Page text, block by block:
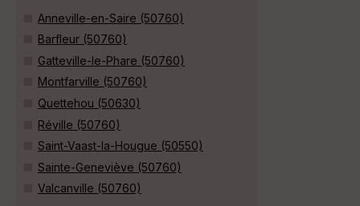
Anneville-en-Saire (50760)
Barfleur (50760)
Gatteville-le-Phare (50760)
Montfarville (50760)
Quettehou (50630)
Réville (50760)
Saint-Vaast-la-Hougue (50550)
Sainte-Geneviève (50760)
Valcanville (50760)